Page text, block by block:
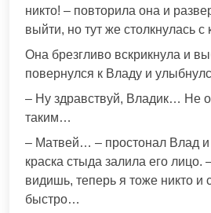
никто! – повторила она и
выйти, но тут же столкнулась
Она брезгливо вскрикнула и
повернулся к Владу и
– Ну здравствуй, Владик… Не
таким…
– Матвей… – простонал Влад и
краска стыда залила его
видишь, теперь я тоже никто и
быстро…